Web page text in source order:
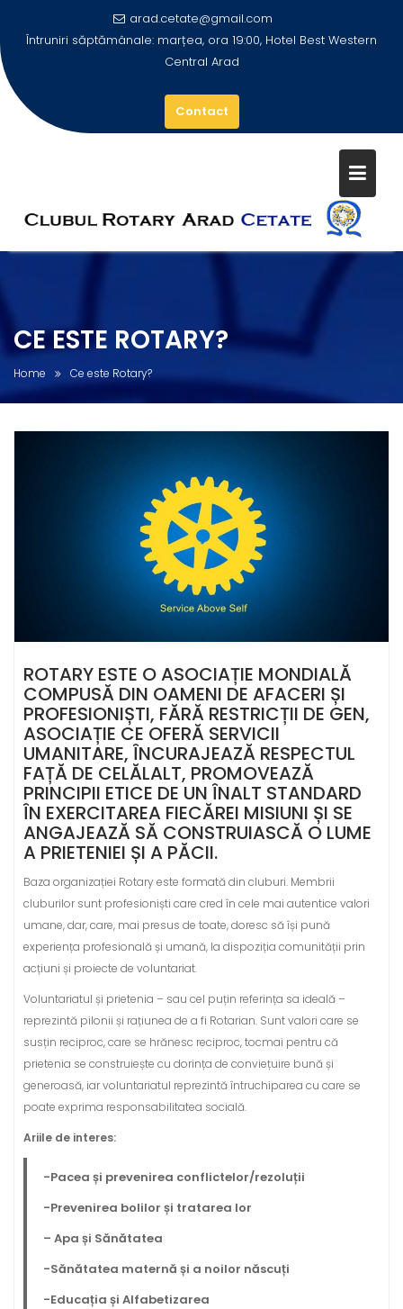
arad.cetate@gmail.com
Întruniri săptămânale: marțea, ora 19:00, Hotel Best Western
Central Arad
Contact
CE ESTE ROTARY?
Home Ce este Rotary?
ROTARY ESTE O ASOCIAȚIE MONDIALĂ
COMPUSĂ DIN OAMENI DE AFACERI ȘI
PROFESIONIȘTI, FĂRĂ RESTRICȚII DE GEN,
ASOCIAȚIE CE OFERĂ SERVICII
UMANITARE, ÎNCURAJEAZĂ RESPECTUL
FAȚĂ DE CELĂLALT, PROMOVEAZĂ
PRINCIPII ETICE DE UN ÎNALT STANDARD
ÎN EXERCITAREA FIECĂREI MISIUNI ȘI SE
ANGAJEAZĂ SĂ CONSTRUIASCĂ O LUME
A PRIETENIEI ȘI A PĂCII.
Baza organizației Rotary este formată din cluburi. Membrii
cluburilor sunt profesioniști care cred în cele mai autentice valori
umane, dar, care, mai presus de toate, doresc să își pună
experiența profesională și umană, la dispoziția comunității prin
acțiuni și proiecte de voluntariat.
Voluntariatul și prietenia – sau cel puțin referința sa ideală –
reprezintă pilonii și rațiunea de a fi Rotarian. Sunt valori care se
susțin reciproc, care se hrănesc reciproc, tocmai pentru că
prietenia se construiește cu dorința de conviețuire bună și
generoasă, iar voluntariatul reprezintă întruchiparea cu care se
poate exprima responsabilitatea socială.
Ariile de interes:
-Pacea și prevenirea conflictelor/rezoluții
-Prevenirea bolilor și tratarea lor
– Apa și Sănătatea
-Sănătatea maternă și a noilor născuți
-Educația și Alfabetizarea